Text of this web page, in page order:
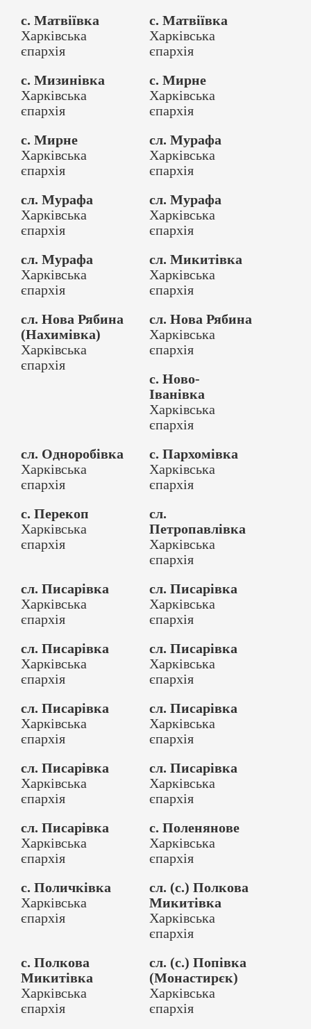
с. Матвіївка
Харківська
єпархія
с. Матвіївка
Харківська
єпархія
с. Мизинівка
Харківська
єпархія
с. Мирне
Харківська
єпархія
с. Мирне
Харківська
єпархія
сл. Мурафа
Харківська
єпархія
сл. Мурафа
Харківська
єпархія
сл. Мурафа
Харківська
єпархія
сл. Мурафа
Харківська
єпархія
сл. Микитівка
Харківська
єпархія
сл. Нова Рябина
(Нахимівка)
Харківська
єпархія
сл. Нова Рябина
Харківська
єпархія
с. Ново-
Іванівка
Харківська
єпархія
сл. Одноробівка
Харківська
єпархія
с. Пархомівка
Харківська
єпархія
с. Перекоп
Харківська
єпархія
сл.
Петропавлівка
Харківська
єпархія
сл. Писарівка
Харківська
єпархія
сл. Писарівка
Харківська
єпархія
сл. Писарівка
Харківська
єпархія
сл. Писарівка
Харківська
єпархія
сл. Писарівка
Харківська
єпархія
сл. Писарівка
Харківська
єпархія
сл. Писарівка
Харківська
єпархія
сл. Писарівка
Харківська
єпархія
сл. Писарівка
Харківська
єпархія
с. Поленянове
Харківська
єпархія
с. Поличківка
Харківська
єпархія
сл. (с.) Полкова
Микитівка
Харківська
єпархія
с. Полкова
Микитівка
Харківська
єпархія
сл. (с.) Попівка
(Монастирєк)
Харківська
єпархія